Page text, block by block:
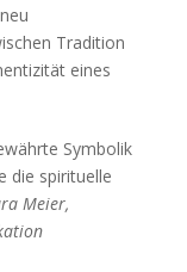
Tradition
eines
Symbolik
die spirituelle
Meier,